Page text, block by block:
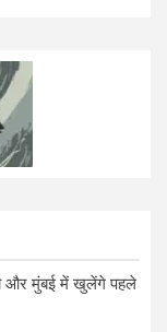
और मुंबई में खुलेंगे पहले